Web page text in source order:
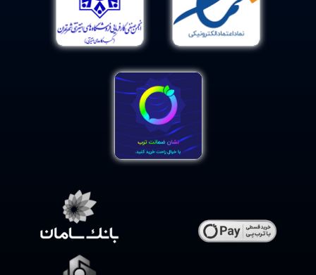
و نیاز تغذیه‌ای خود تصمیم‌گیری کند. با این حال، برخی
ویژگی‌ها وجود دارند که می‌توانند کیفیت یک محصول را
مشخص کنند.
اولین ویژگی مهم در بهترین وی ایزوله، درصد خلوص پروتئین
است. هرچه میزان پروتئین خالص بیشتر باشد، محصول ارزش
درصد پروتئین دارند، در دسته محصولات حرفه‌ای قرار
ویژگی مهم دیگر، سرعت جذب بالا است. مکملی که بتواند در
کوتاه‌ترین زمان اسیدهای آمینه را به عضلات برساند، عملکرد
بهتری در بازسازی عضلات و افزایش ریکاوری خواهد داشت. به